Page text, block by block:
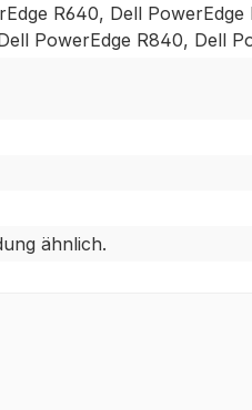
R640, Dell
PowerEdge R840, Dell
ähnlich.